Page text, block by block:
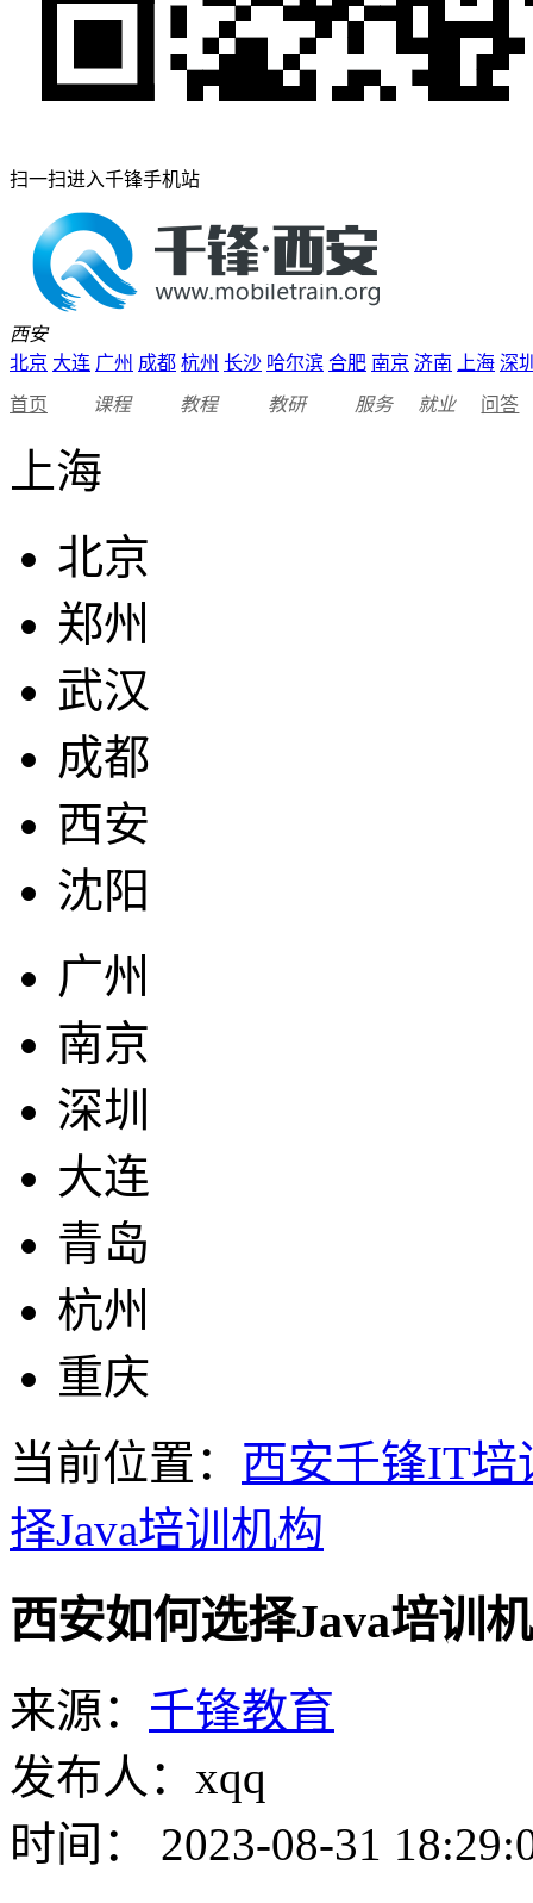
扫一扫进入千锋手机站
西安
北京 大连 广州 成都 杭州 长沙 哈尔滨 合肥 南京 济南 上海 深
首页 课程 教程 教研 服务 就业 问答
上海
北京
郑州
武汉
成都
西安
沈阳
广州
南京
深圳
大连
青岛
杭州
重庆
当前位置： 西安千锋IT培
择Java培训机构
西安如何选择Java培训
来源： 千锋教育
发布人：xqq
时间： 2023-08-31